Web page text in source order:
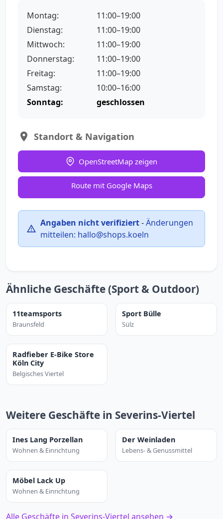
Montag:
11:00–19:00
Dienstag:
11:00–19:00
Mittwoch:
11:00–19:00
Donnerstag:
11:00–19:00
Freitag:
11:00–19:00
Samstag:
10:00–16:00
Sonntag:
geschlossen
Standort & Navigation
OpenStreetMap zeigen
Route mit Google Maps
Angaben nicht verifiziert-Änderungen
mitteilen: hallo@shops.koeln
Ähnliche Geschäfte (Sport & Outdoor)
11teamsports
Braunsfeld
Sport Bülle
Sülz
Radfieber E-Bike Store
Köln City
Belgisches Viertel
Weitere Geschäfte in Severins-Viertel
Ines Lang Porzellan
Wohnen & Einrichtung
Der Weinladen
Lebens- & Genussmittel
Möbel Lack Up
Wohnen & Einrichtung
Alle Geschäfte in Severins-Viertel ansehen →